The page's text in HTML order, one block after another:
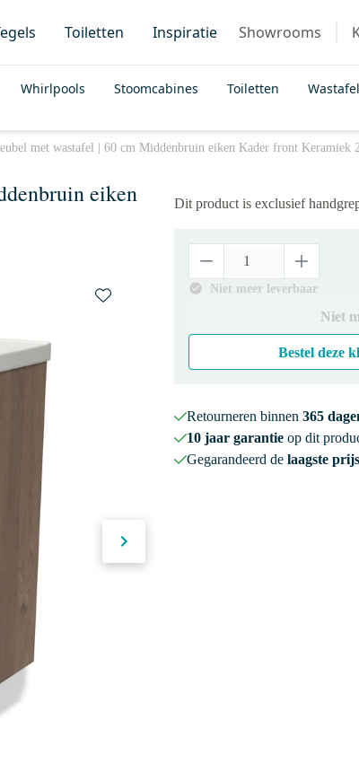
Toiletten Inspiratie Showrooms
Whirlpools Stoomcabines Toiletten
met wastafel | 60 cm Middenbruin eiken Kader front Keramiek
eiken
Dit product is exclusief
Niet meer leverbaar
Niet
Bestel deze
Retourneren binnen 365
10 jaar garantieop dit
Gegarandeerd de laagste prijs